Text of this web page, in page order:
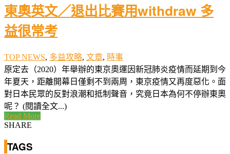
東奧英文／退出比賽用withdraw 多
益很常考
TOP NEWS, 多益攻略, 文章, 時事
原定去（2020）年舉辦的東京奧運因新冠肺炎疫情而延期到今
年夏天，距離開幕日僅剩不到兩周，東京疫情又再度惡化。面
對日本民眾的反對浪潮和抵制聲音，究竟日本為何不停辦東奧
呢？ (閱讀全文...)
Read More
SHARE
TAGS